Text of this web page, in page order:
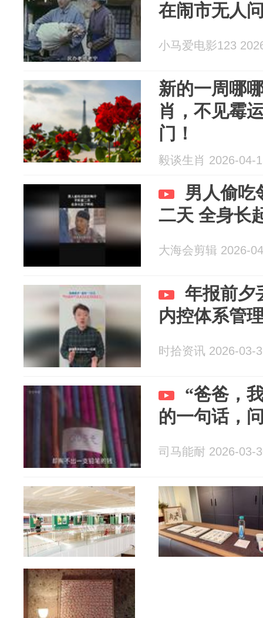
在闹市无人
小马爱电影123
新的一周哪
肖，不见霉
门！
毅谈生肖 2026-04-
男人偷吃
二天 全身长
大海会剪辑 2026-
年报前夕
内控体系管
时拾资讯 2026-03-
“爸爸，
的一句话，
司马能耐 2026-03-